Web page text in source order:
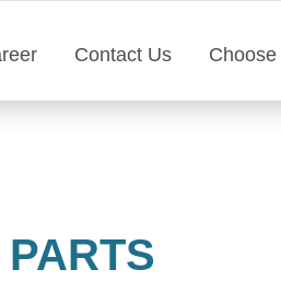
Contact Us